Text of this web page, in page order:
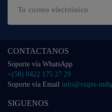
CONTACTANOS
Soporte vía WhatsApp
+(58) 0422 175 27 29
Soporte vía Email info@viajes-
SIGUENOS